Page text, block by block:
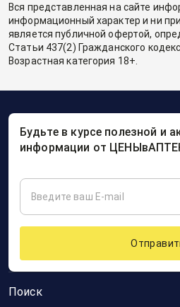
Вся представленная на сайте
информационный характер и ни
является публичной офертой,
Статьи 437(2) Гражданского
Возрастная категория 18+.
Поиск
Будьте в курсе полезной и
информации от